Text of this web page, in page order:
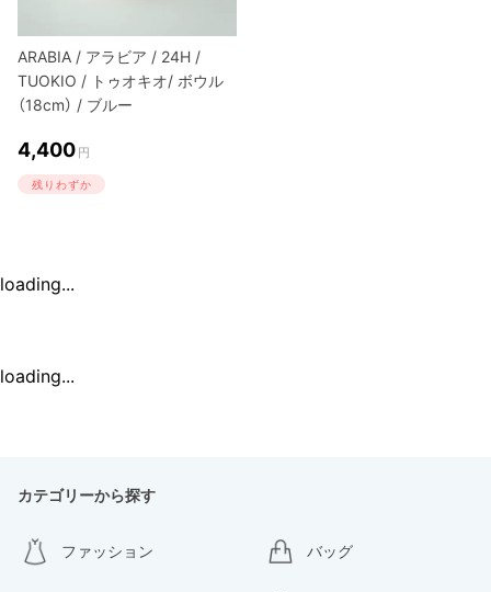
ARABIA / アラビア / 24H /
TUOKIO / トゥオキオ/ ボウル
（18cm） / ブルー
4,400 円
残りわずか
loading...
loading...
カテゴリーから探す
ファッション バッグ